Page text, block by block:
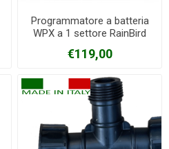
Programmatore a batteria
WPX a 1 settore RainBird
€119,00